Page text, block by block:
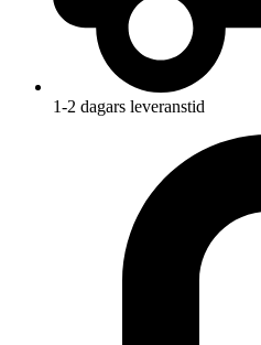
1-2 dagars leveranstid